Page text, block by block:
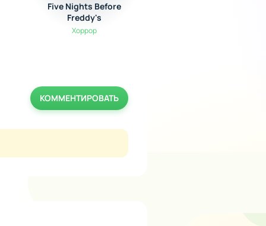
Five Nights Before
Freddy's
Хоррор
КОММЕНТИРОВАТЬ